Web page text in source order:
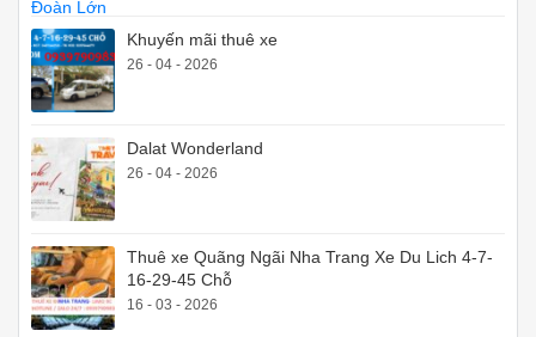
Khuyến mãi thuê xe
26 - 04 - 2026
Dalat Wonderland
26 - 04 - 2026
Thuê xe Quãng Ngãi Nha Trang Xe Du Lich 4-7-
16-29-45 Chỗ
16 - 03 - 2026